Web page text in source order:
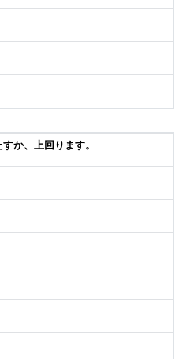
か、上回ります。